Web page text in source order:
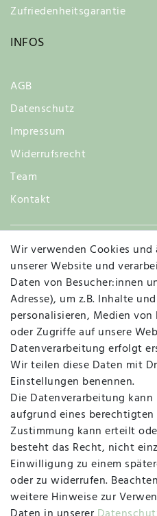
Zufriedenheitsgarantie
INFOS
AGB
Datenschutz
Impressum
Widerrufsrecht
Team
Kontakt
Vertrag
MAPALI VOR ORT
Herzogstraße 10
47533 Kleve
Montag, Dienstag,
09:00 Uhr bis 13:00 Uhr
Mittwoch
Wir verwenden Cookies
unserer Website und
Daten von Besucher:innen
Adresse), um z.B. Inhalte
personalisieren, Medien
oder Zugriffe auf unsere
Datenverarbeitung erfolgt
Wir teilen diese Daten mit
Einstellungen benennen.
Die Datenverarbeitung
aufgrund eines
Zustimmung kann erteilt
besteht das Recht, nicht
Einwilligung zu einem
oder zu widerrufen.
weitere Hinweise zur